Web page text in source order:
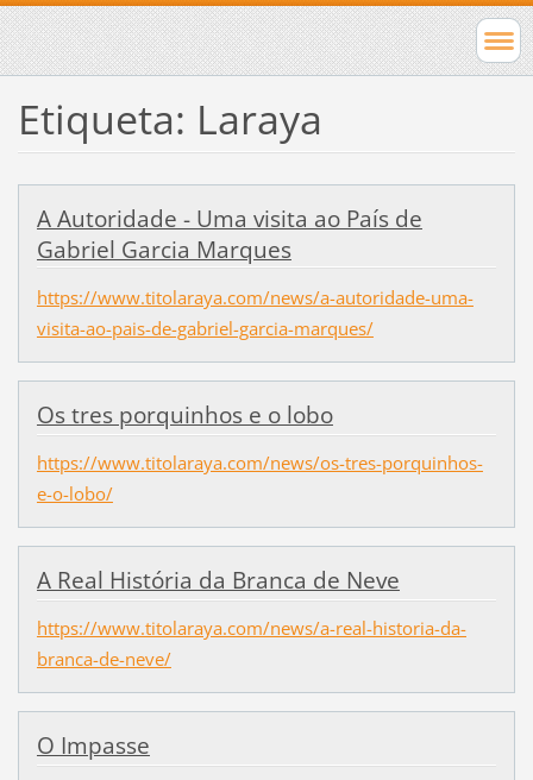
Etiqueta: Laraya
A Autoridade - Uma visita ao País de
Gabriel Garcia Marques
https://www.titolaraya.com/news/a-autoridade-uma-
visita-ao-pais-de-gabriel-garcia-marques/
Os tres porquinhos e o lobo
https://www.titolaraya.com/news/os-tres-porquinhos-
e-o-lobo/
A Real História da Branca de Neve
https://www.titolaraya.com/news/a-real-historia-da-
branca-de-neve/
O Impasse